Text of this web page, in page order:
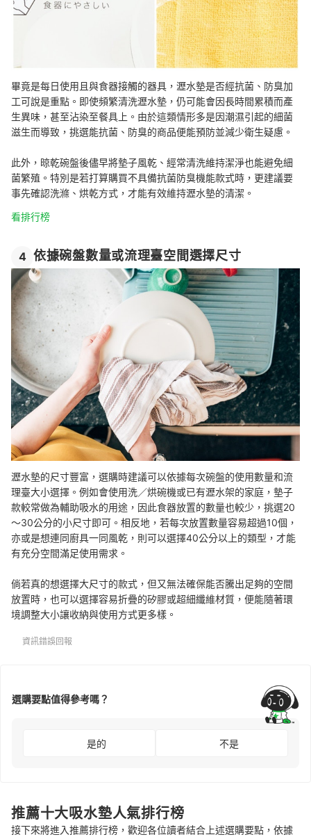
畢竟是每日使用且與食器接觸的器具，瀝水墊是否經抗菌、防臭加
工可說是重點。即使頻繁清洗瀝水墊，仍可能會因長時間累積而產
生異味，甚至沾染至餐具上。由於這類情形多是因潮濕引起的細菌
滋生而導致，挑選能抗菌、防臭的商品便能預防並減少衛生疑慮。
此外，晾乾碗盤後儘早將墊子風乾、經常清洗維持潔淨也能避免細
菌繁殖。特別是若打算購買不具備抗菌防臭機能款式時，更建議要
事先確認洗滌、烘乾方式，才能有效維持瀝水墊的清潔。
看排行榜
4 依據碗盤數量或流理臺空間選擇尺寸
瀝水墊的尺寸豐富，選購時建議可以依據每次碗盤的使用數量和流
理臺大小選擇。例如會使用洗／烘碗機或已有瀝水架的家庭，墊子
款較常做為輔助吸水的用途，因此食器放置的數量也較少，挑選20
～30公分的小尺寸即可。相反地，若每次放置數量容易超過10個，
亦或是想連同廚具一同風乾，則可以選擇40公分以上的類型，才能
有充分空間滿足使用需求。
倘若真的想選擇大尺寸的款式，但又無法確保能否騰出足夠的空間
放置時，也可以選擇容易折疊的矽膠或超細纖維材質，便能隨著環
境調整大小讓收納與使用方式更多樣。
資訊錯誤回報
選購要點值得參考嗎？
是的 不是
推薦十大吸水墊人氣排行榜
接下來將進入推薦排行榜，歡迎各位讀者結合上述選購要點，依據